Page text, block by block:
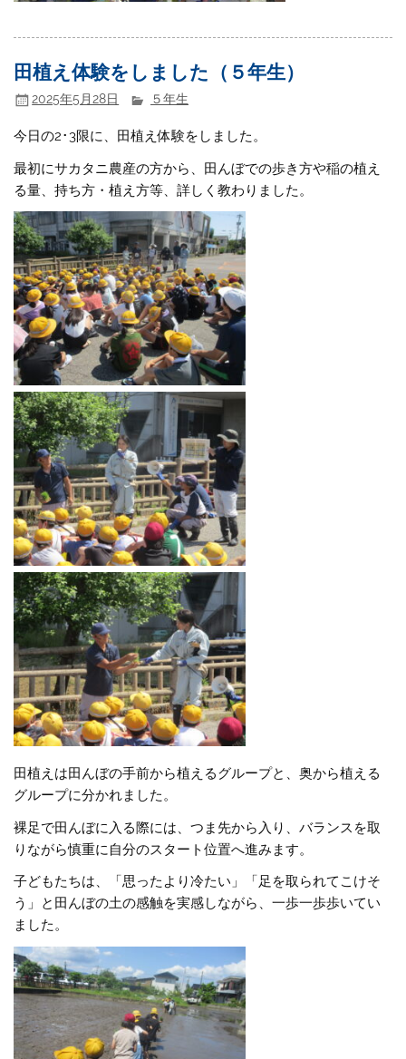
田植え体験をしました（５年生）
2025年5月28日 ５年生
今日の2･3限に、田植え体験をしました。
最初にサカタニ農産の方から、田んぼでの歩き方や稲の植え
る量、持ち方・植え方等、詳しく教わりました。
田植えは田んぼの手前から植えるグループと、奥から植える
グループに分かれました。
裸足で田んぼに入る際には、つま先から入り、バランスを取
りながら慎重に自分のスタート位置へ進みます。
子どもたちは、「思ったより冷たい」「足を取られてこけそ
う」と田んぼの土の感触を実感しながら、一歩一歩歩いてい
ました。